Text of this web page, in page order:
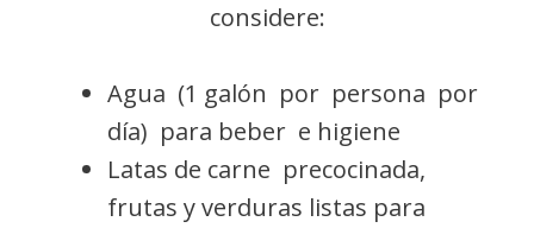
considere:
Agua (1 galón por persona por
día) para beber e higiene
Latas de carne precocinada,
frutas y verduras listas para